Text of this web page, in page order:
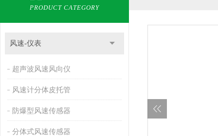
PRODUCT CATEGORY
风速-仪表
超声波风速风向仪
风速计分体皮托管
防爆型风速传感器
分体式风速传感器